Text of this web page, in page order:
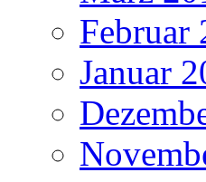
Februar
Januar